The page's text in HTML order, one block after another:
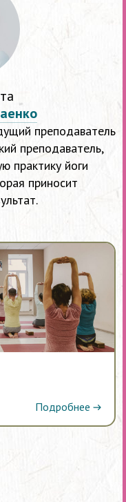
преподаватель
преподаватель,
практику йоги
приносит
Подробнее